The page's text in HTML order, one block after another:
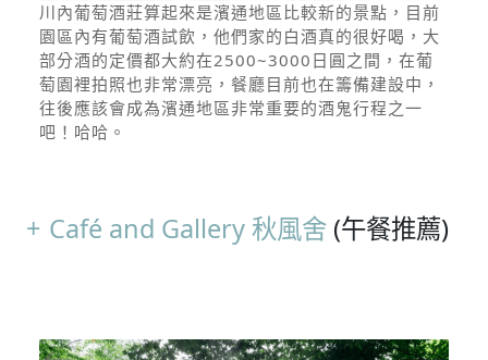
川內葡萄酒莊算起來是濱通地區比較新的景點，目前
園區內有葡萄酒試飲，他們家的白酒真的很好喝，大
部分酒的定價都大約在2500~3000日圓之間，在葡
萄園裡拍照也非常漂亮，餐廳目前也在籌備建設中，
往後應該會成為濱通地區非常重要的酒鬼行程之一
吧！哈哈。
Café and Gallery 秋風舍 (午餐推薦)